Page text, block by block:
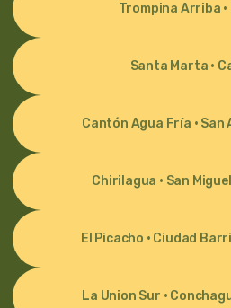
Trompina Arriba
Santa Marta ·
Cantón Agua Fría · San
Chirilagua · San
El Picacho · Ciudad
La Union Sur ·